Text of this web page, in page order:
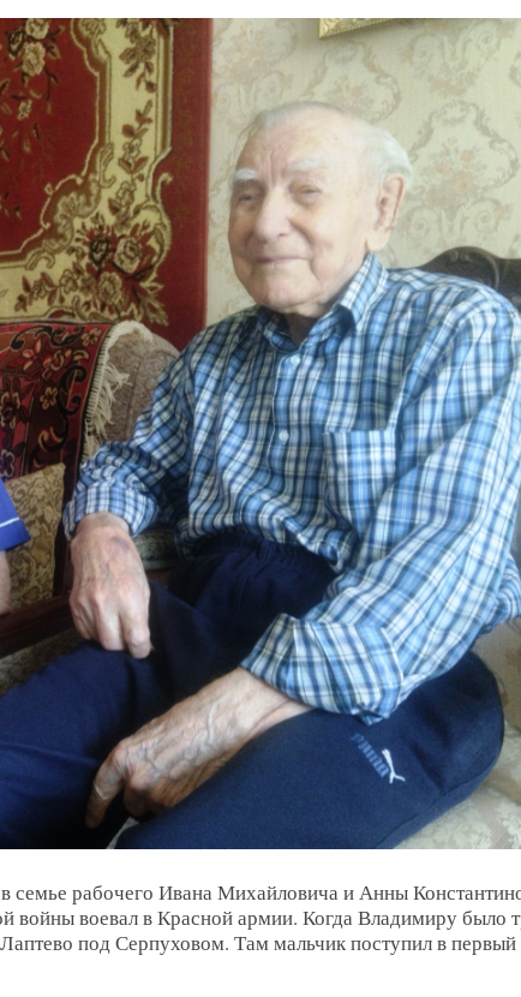
семье рабочего Ивана Михайловича и Анны
войны воевал в Красной армии. Когда Владимиру было
под Серпуховом. Там мальчик поступил в первый